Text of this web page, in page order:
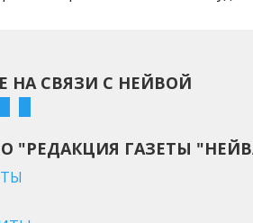
НА СВЯЗИ С НЕЙВОЙ
"РЕДАКЦИЯ ГАЗЕТЫ